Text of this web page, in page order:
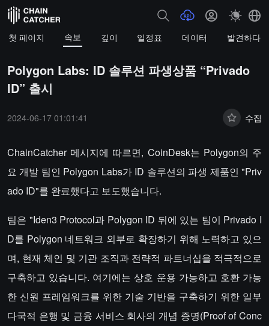
첫 페이지 속보 깊이 일정표 데이터 발견하다
Polygon Labs: ID 솔루션 파생상품 “Privado
ID” 출시
2024-06-17 01:01:41 수집
ChainCatcher 메시지에 따르면, CoinDesk는 Polygon의 주
요 개발 팀인 Polygon Labs가 ID 솔루션의 파생 제품인 "Priv
ado ID"를 완료했다고 보도했습니다.
팀은 "Iden3 Protocol과 Polygon ID 뒤에 있는 팀이 Privado I
D를 Polygon 네트워크 외부로 확장하기 위해 노력하고 있으
며, 현재 체인 및 기관 조직과 전략적 파트너십을 적극적으로
구축하고 있습니다. 여기에는 상호 운용 가능하고 호환 가능
한 신원 프레임워크를 위한 기술 기반을 구축하기 위한 일부
다국적 은행 및 금융 서비스 회사의 개념 증명(Proof of Conc